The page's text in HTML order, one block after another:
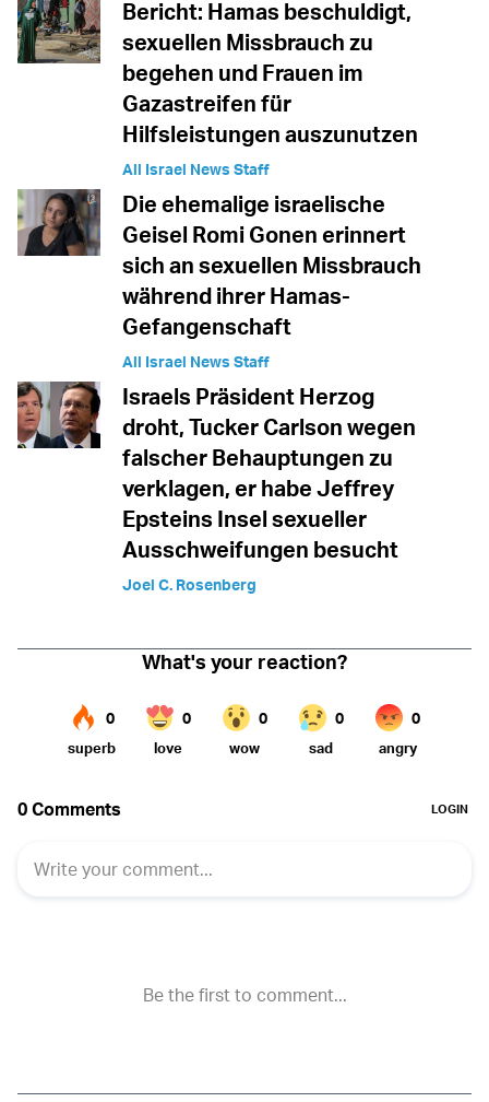
Bericht: Hamas beschuldigt,
sexuellen Missbrauch zu
begehen und Frauen im
Gazastreifen für
Hilfsleistungen auszunutzen
All Israel News Staff
Die ehemalige israelische
Geisel Romi Gonen erinnert
sich an sexuellen Missbrauch
während ihrer Hamas-
Gefangenschaft
All Israel News Staff
Israels Präsident Herzog
droht, Tucker Carlson wegen
falscher Behauptungen zu
verklagen, er habe Jeffrey
Epsteins Insel sexueller
Ausschweifungen besucht
Joel C. Rosenberg